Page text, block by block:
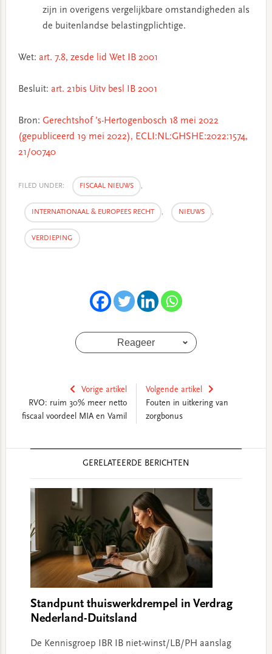
zijn in overigens vergelijkbare omstandigheden als
de buitenlandse belastingplichtige.
Wet: art. 7.8, zesde lid Wet IB 2001
Besluit: art. 21bis Uitv besl IB 2001
Bron: Gerechtshof ’s-Hertogenbosch 18 mei 2022
(gepubliceerd 19 mei 2022), ECLI:NL:GHSHE:2022:1574,
21/00740
FILED UNDER: FISCAAL NIEUWS ,
INTERNATIONAAL & EUROPEES RECHT , NIEUWS ,
VERDIEPING
Reageer
Vorige artikel
RVO: ruim 30% meer netto
fiscaal voordeel MIA en Vamil
Volgende artikel
Fouten in uitkering van
zorgbonus
GERELATEERDE BERICHTEN
Standpunt thuiswerkdrempel in Verdrag
Nederland-Duitsland
De Kennisgroep IBR IB niet-winst/LB/PH aanslag